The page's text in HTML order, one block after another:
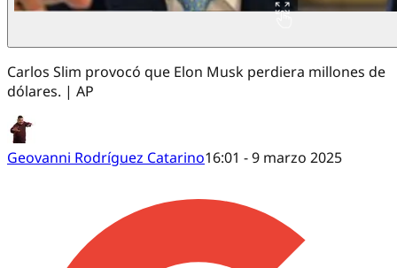
Carlos Slim provocó que Elon Musk perdiera millones de
dólares. | AP
Geovanni Rodríguez Catarino16:01 - 9 marzo 2025